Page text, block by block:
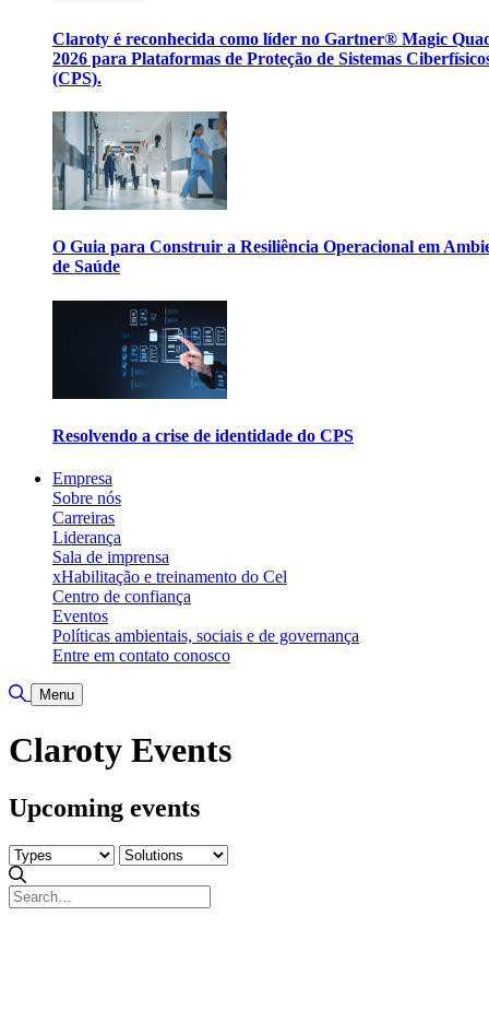
Claroty é reconhecida como líder no Gartner® Magic
2026 para Plataformas de Proteção de Sistemas
(CPS).
O Guia para Construir a Resiliência Operacional em
de Saúde
Resolvendo a crise de identidade do CPS
Empresa
Sobre nós
Carreiras
Liderança
Sala de imprensa
xHabilitação e treinamento do Cel
Centro de confiança
Eventos
Políticas ambientais, sociais e de governança
Entre em contato conosco
Alternar pesquisa
Menu
Claroty Events
Upcoming events